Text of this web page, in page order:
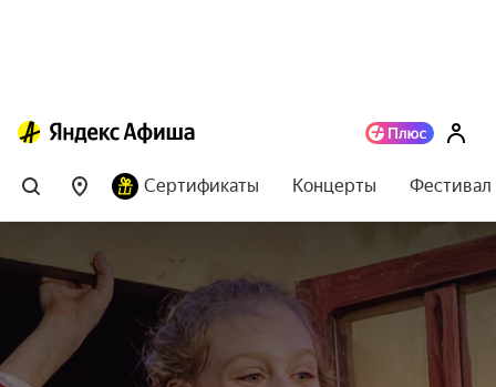
Сертификаты Концерты